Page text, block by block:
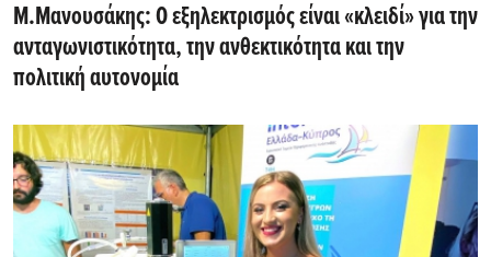
M.Μανουσάκης: Ο εξηλεκτρισμός είναι «κλειδί» για την
ανταγωνιστικότητα, την ανθεκτικότητα και την
πολιτική αυτονομία